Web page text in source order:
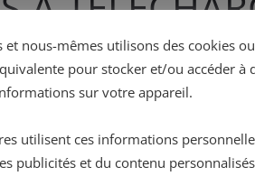
.
et enregistrer.
et nous-mêmes utilisons des cookies
pour stocker et/ou accéder à
sur votre appareil.
utilisent ces informations
publicités et du contenu